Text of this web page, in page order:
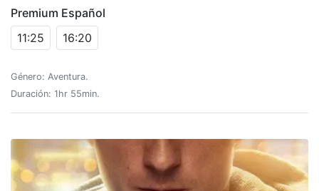
Premium Español
11:25
16:20
Género: Aventura.
Duración: 1hr 55min.